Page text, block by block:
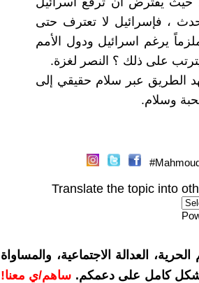
، فإسرائيل لا تعترف حتى
يرغم اسرائيل ودول الأمم
يترتب على ذلك ؟ النصر لغزة.
مهد الطريق عبر سلام حقيقي إلى
وسلام.
Translate the topic into
العدالة الاجتماعية، والمساواة
بشكل كامل على دعمكم. ساهم/ي معنا!